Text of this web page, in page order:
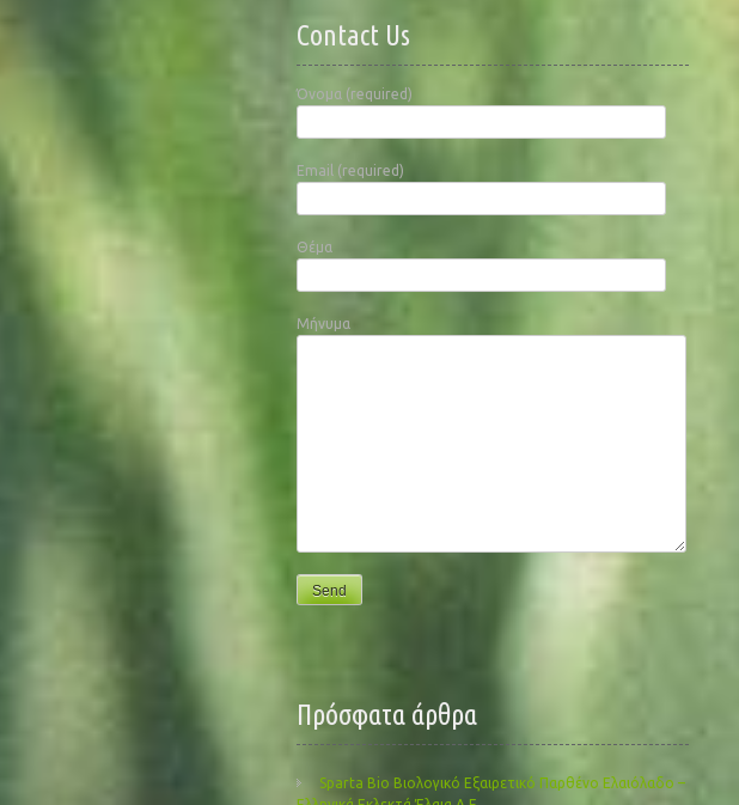
Contact Us
Όνομα (required)
Email (required)
Θέμα
Μήνυμα
Πρόσφατα άρθρα
Sparta Bio Βιολογικό Εξαιρετικό Παρθένο Ελαιόλαδο –